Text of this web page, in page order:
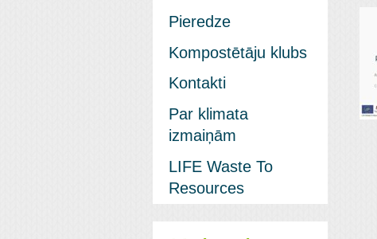
Pieredze
Kompostētāju klubs
Kontakti
Par klimata
izmaiņām
LIFE Waste To
Resources